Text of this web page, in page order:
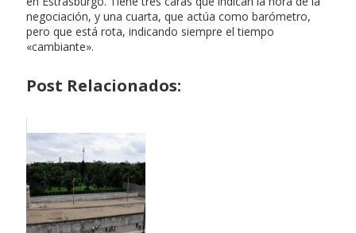
negociación, y una cuarta, que actúa como barómetro,
pero que está rota, indicando siempre el tiempo
«cambiante».
Post Relacionados: